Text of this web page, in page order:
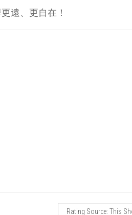
遠、更自在！